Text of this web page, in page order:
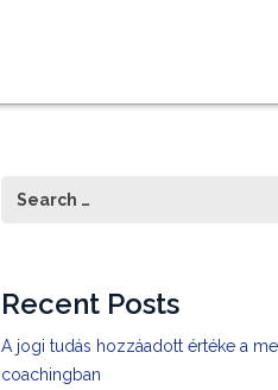
Recent Posts
A jogi tudás hozzáadott értéke a
coachingban